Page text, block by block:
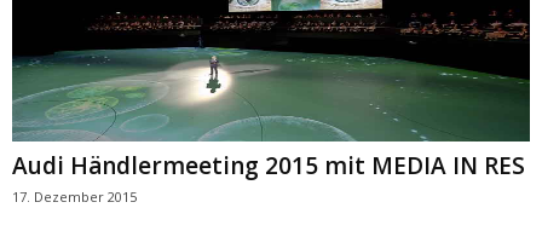
Audi Händlermeeting 2015 mit MEDIA IN RES
17. Dezember 2015